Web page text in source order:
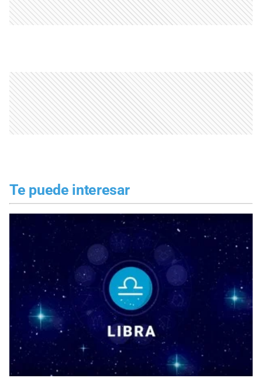
Te puede interesar